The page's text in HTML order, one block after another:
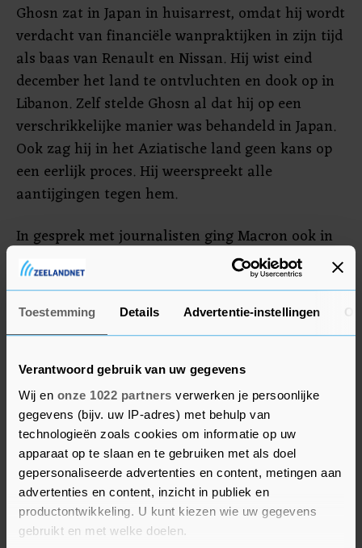
Toestemming Details Advertentie-instellingen
Verantwoord gebruik van uw gegevens
Wij en onze 1022 partners verwerken je persoonlijke
gegevens (bijv. uw IP-adres) met behulp van
technologieën zoals cookies om informatie op uw
apparaat op te slaan en te gebruiken met als doel
gepersonaliseerde advertenties en content, metingen aan
advertenties en content, inzicht in publiek en
productontwikkeling. U kunt kiezen wie uw gegevens
gebruikt en met welke doelen.
Ghosn zat in Japan in huisarrest, omdat hij wordt
verdacht van financiële wanpraktijken in zijn tijd
als baas van Renault en Nissan. Hij wist eind
december het land te ontvluchten en dook op in
Libanon. Zelf stelde Ghosn al dat hij op een
verschrikkelijke manier was behandeld in Japan.
Ook zag hij in het Aziatische land geen kans op
een eerlijk proces. Hij weerspreekt alle
aantijgingen tegen hem.
In gesprek met journalisten ging Macron ook in
op de woensdag ondertekende gedeeltelijke
handelsovereenkomst tussen de Verenigde
Staten en China. Hij hoopt dat de deal niet wordt
gebruikt als "excuus" om de spanningen op te